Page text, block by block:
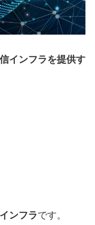
インフラを提供す
ンフラです。